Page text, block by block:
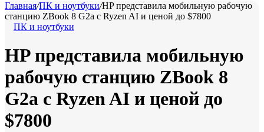
Главная/ПК и ноутбуки/HP представила мобильную рабочую
станцию ZBook 8 G2a с Ryzen AI и ценой до $7800
ПК и ноутбуки
HP представила мобильную
рабочую станцию ZBook 8
G2a с Ryzen AI и ценой до
$7800